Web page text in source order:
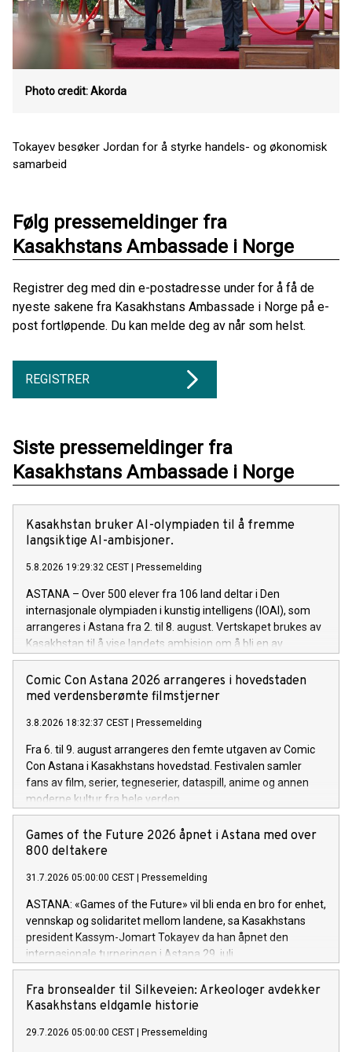
Photo credit: Akorda
Tokayev besøker Jordan for å styrke handels- og økonomisk
samarbeid
Følg pressemeldinger fra
Kasakhstans Ambassade i Norge
Registrer deg med din e-postadresse under for å få de
nyeste sakene fra Kasakhstans Ambassade i Norge på e-
post fortløpende. Du kan melde deg av når som helst.
REGISTRER
Siste pressemeldinger fra
Kasakhstans Ambassade i Norge
Kasakhstan bruker AI-olympiaden til å fremme
langsiktige AI-ambisjoner.
5.8.2026 19:29:32 CEST Pressemelding
ASTANA – Over 500 elever fra 106 land deltar i Den
internasjonale olympiaden i kunstig intelligens (IOAI), som
arrangeres i Astana fra 2. til 8. august. Vertskapet brukes av
Kasakhstan til å vise landets ambisjon om å bli en av
Eurasias ledende AI-økonomier.
Comic Con Astana 2026 arrangeres i hovedstaden
med verdensberømte filmstjerner
3.8.2026 18:32:37 CEST Pressemelding
Fra 6. til 9. august arrangeres den femte utgaven av Comic
Con Astana i Kasakhstans hovedstad. Festivalen samler
fans av film, serier, tegneserier, dataspill, anime og annen
moderne kultur fra hele verden.
Games of the Future 2026 åpnet i Astana med over
800 deltakere
31.7.2026 05:00:00 CEST Pressemelding
ASTANA: «Games of the Future» vil bli enda en bro for enhet,
vennskap og solidaritet mellom landene, sa Kasakhstans
president Kassym-Jomart Tokayev da han åpnet den
internasjonale turneringen i Astana 29. juli.
Fra bronsealder til Silkeveien: Arkeologer avdekker
Kasakhstans eldgamle historie
29.7.2026 05:00:00 CEST Pressemelding